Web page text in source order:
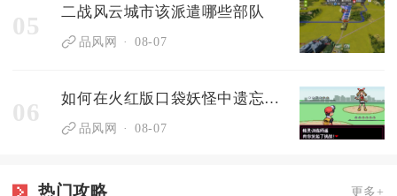
05 二战风云城市该派遣哪些部队
品风网 08-07
06 如何在火红版口袋妖怪中遗忘技能
品风网 08-07
热门攻略 更多+